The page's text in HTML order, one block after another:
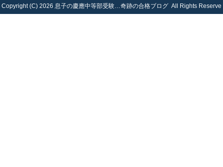
Copyright (C) 2026 息子の慶應中等部受験…奇跡の合格ブログ All Rights Reserve